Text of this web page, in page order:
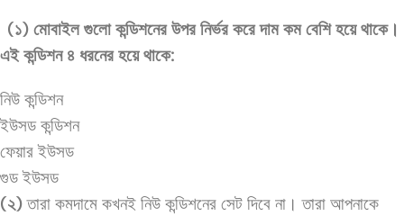
(১) মোবাইল গুলো কন্ডিশনের উপর নির্ভর করে দাম কম বেশি হয়ে থাকে।
এই কন্ডিশন ৪ ধরনের হয়ে থাকে:
নিউ কন্ডিশন
ইউসড কন্ডিশন
ফেয়ার ইউসড
গুড ইউসড
(২)তারা কমদামে কখনই নিউ কন্ডিশনের সেট দিবে না। তারা আপনাকে